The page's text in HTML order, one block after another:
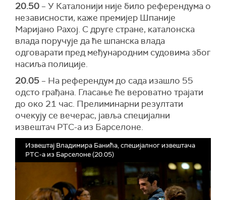
20.50 – У Каталонији није било референдума о
независности, каже премијер Шпаније
Маријано Рахој. С друге стране, каталонска
влада поручује да ће шпанска влада
одговарати пред међународним судовима због
насиља полиције.
20.05 – На референдум до сада изашло 55
одсто грађана. Гласање ће вероватно трајати
до око 21 час. Прелиминарни резултати
очекују се вечерас, јавља специјални
извештач РТС-а из Барселоне.
Извештај Владимира Банића, специјалног извештача
РТС-а из Барселоне (20.05)